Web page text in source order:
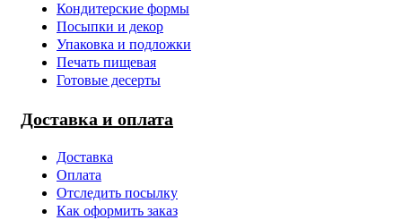
Кондитерские формы
Посыпки и декор
Упаковка и подложки
Печать пищевая
Готовые десерты
Доставка и оплата
Доставка
Оплата
Отследить посылку
Как оформить заказ